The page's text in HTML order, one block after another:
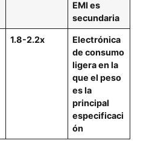
EMI es
secundaria
1.8-2.2x
Electrónica
de consumo
ligera en la
que el peso
es la
principal
especificaci
ón